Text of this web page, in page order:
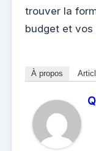
trouver la
budget et
À propos